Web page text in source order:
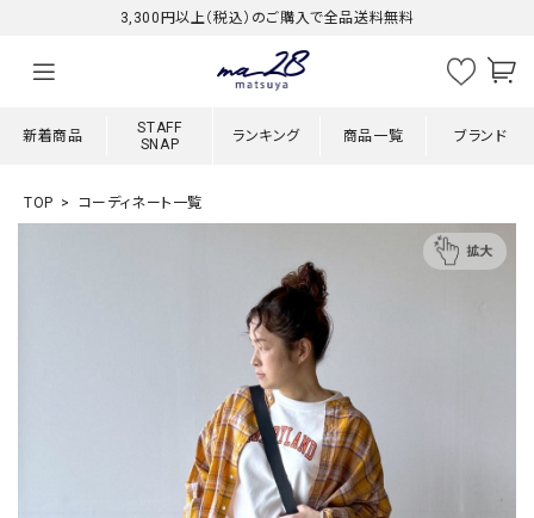
3,300円以上（税込）のご購入で全品送料無料
新着商品
STAFF
SNAP
ランキング 商品一覧 ブランド
TOP コーディネート一覧